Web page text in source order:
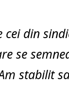
cei din
se
stabilit